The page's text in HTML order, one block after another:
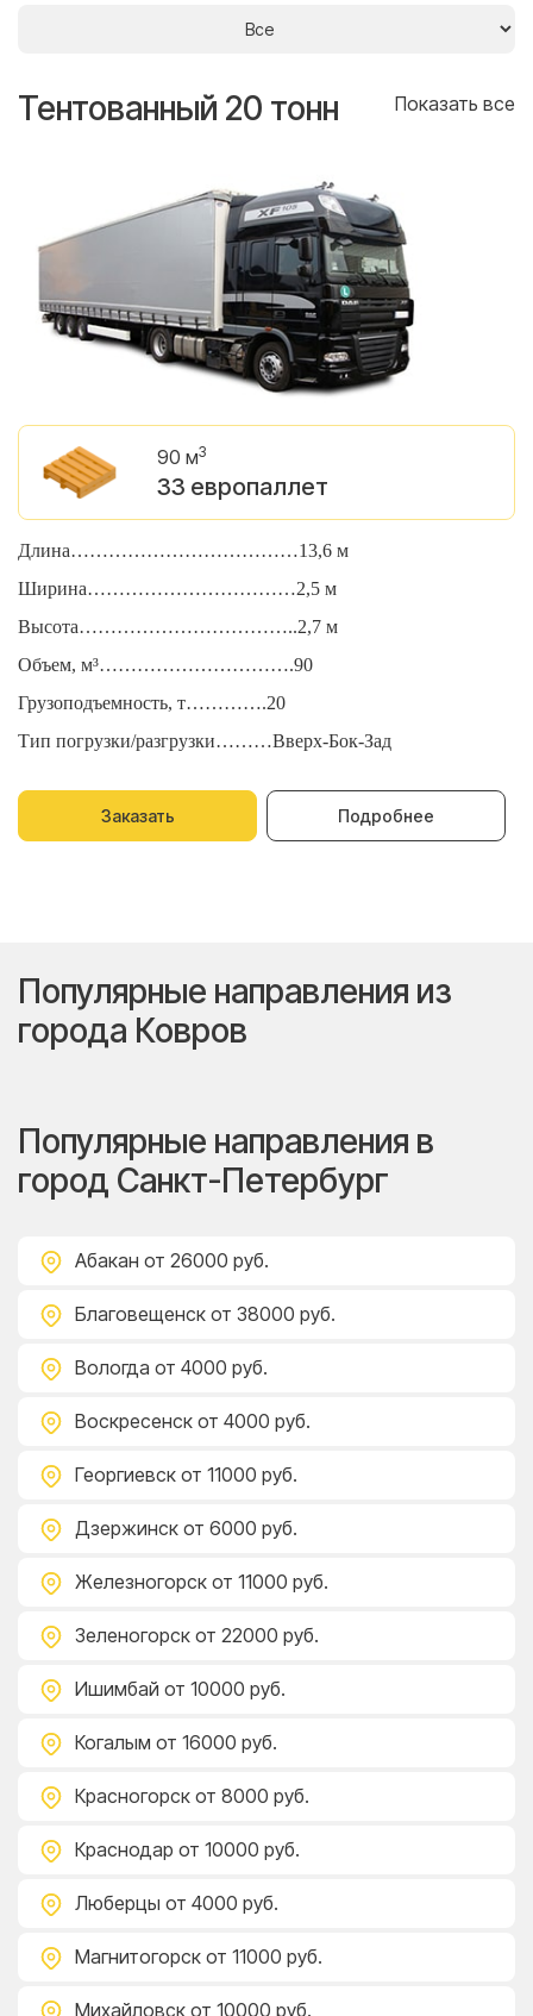
Тентованный 20 тонн Показать все
90 м3
33 европаллет
Длина………………………………13,6 м
Ширина……………………………2,5 м
Высота……………………………..2,7 м
Объем, м³………………………….90
Грузоподъемность, т………….20
Тип погрузки/разгрузки………Вверх-Бок-Зад
Заказать Подробнее
Популярные направления из
города Ковров
Популярные направления в
город Санкт-Петербург
Абакан от 26000 руб.
Благовещенск от 38000 руб.
Вологда от 4000 руб.
Воскресенск от 4000 руб.
Георгиевск от 11000 руб.
Дзержинск от 6000 руб.
Железногорск от 11000 руб.
Зеленогорск от 22000 руб.
Ишимбай от 10000 руб.
Когалым от 16000 руб.
Красногорск от 8000 руб.
Краснодар от 10000 руб.
Люберцы от 4000 руб.
Магнитогорск от 11000 руб.
Михайловск от 10000 руб.